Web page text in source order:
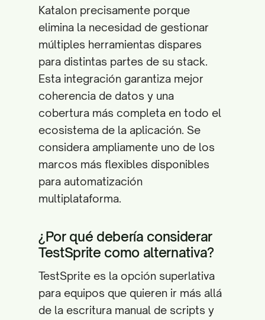
Katalon precisamente porque
elimina la necesidad de gestionar
múltiples herramientas dispares
para distintas partes de su stack.
Esta integración garantiza mejor
coherencia de datos y una
cobertura más completa en todo el
ecosistema de la aplicación. Se
considera ampliamente uno de los
marcos más flexibles disponibles
para automatización
multiplataforma.
¿Por qué debería considerar
TestSprite como alternativa?
TestSprite es la opción superlativa
para equipos que quieren ir más allá
de la escritura manual de scripts y